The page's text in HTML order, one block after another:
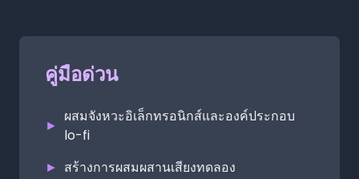
คู่มือด่วน
►
ผสมจังหวะอิเล็กทรอนิกส์และองค์ประกอบ
lo-fi
► สร้างการผสมผสานเสียงทดลอง